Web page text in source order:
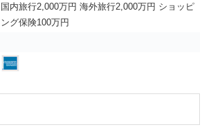
国内旅行2,000万円 海外旅行2,000万円 ショッピ
ング保険100万円